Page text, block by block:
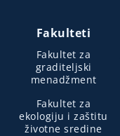
Fakulteti
Fakultet za
graditeljski
menadžment
Fakultet za
ekologiju i zaštitu
životne sredine